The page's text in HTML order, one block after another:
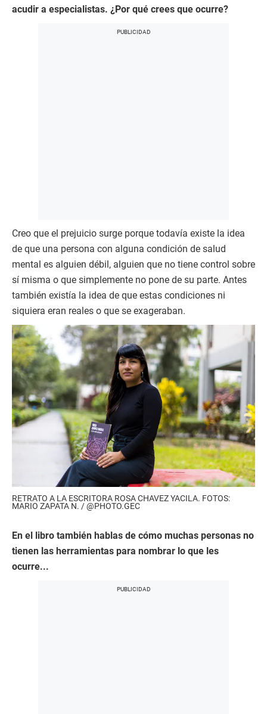
acudir a especialistas. ¿Por qué crees que ocurre?
Creo que el prejuicio surge porque todavía existe la idea
de que una persona con alguna condición de salud
mental es alguien débil, alguien que no tiene control sobre
sí misma o que simplemente no pone de su parte. Antes
también existía la idea de que estas condiciones ni
siquiera eran reales o que se exageraban.
RETRATO A LA ESCRITORA ROSA CHAVEZ YACILA. FOTOS:
MARIO ZAPATA N. / @PHOTO.GEC
En el libro también hablas de cómo muchas personas no
tienen las herramientas para nombrar lo que les
ocurre...